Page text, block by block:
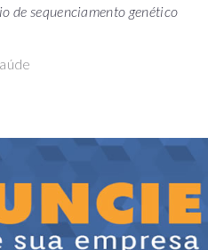
de sequenciamento genético